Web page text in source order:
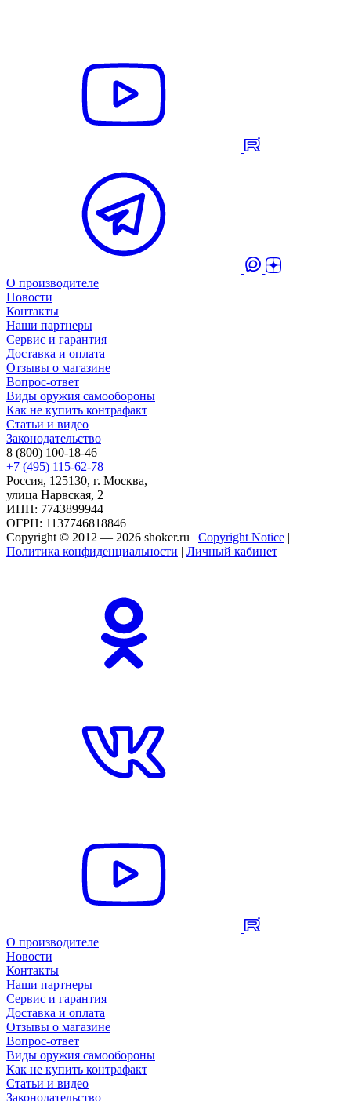
О производителе
Новости
Контакты
Наши партнеры
Сервис и гарантия
Доставка и оплата
Отзывы о магазине
Вопрос-ответ
Виды оружия самообороны
Как не купить контрафакт
Статьи и видео
Законодательство
8 (800) 100-18-46
+7 (495) 115-62-78
Россия, 125130, г. Москва,
улица Нарвская, 2
ИНН: 7743899944
ОГРН: 1137746818846
Copyright © 2012 — 2026 shoker.ru | Copyright Notice |
Политика конфиденциальности | Личный кабинет
О производителе
Новости
Контакты
Наши партнеры
Сервис и гарантия
Доставка и оплата
Отзывы о магазине
Вопрос-ответ
Виды оружия самообороны
Как не купить контрафакт
Статьи и видео
Законодательство